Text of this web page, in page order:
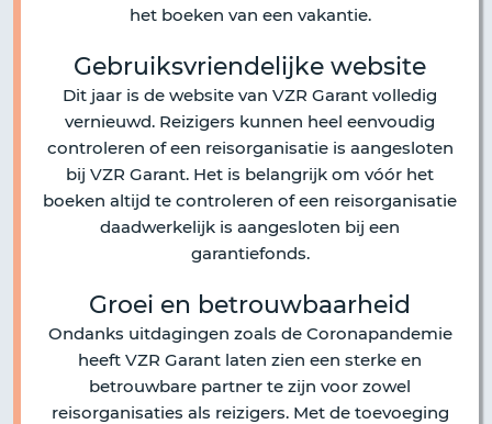
het boeken van een vakantie.
Gebruiksvriendelijke website
Dit jaar is de website van VZR Garant volledig
vernieuwd. Reizigers kunnen heel eenvoudig
controleren of een reisorganisatie is aangesloten
bij VZR Garant. Het is belangrijk om vóór het
boeken altijd te controleren of een reisorganisatie
daadwerkelijk is aangesloten bij een
garantiefonds.
Groei en betrouwbaarheid
Ondanks uitdagingen zoals de Coronapandemie
heeft VZR Garant laten zien een sterke en
betrouwbare partner te zijn voor zowel
reisorganisaties als reizigers. Met de toevoeging